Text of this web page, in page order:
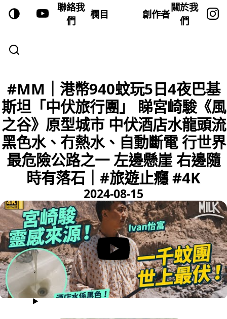
聯絡我
們
欄目 創作者
關於我
們
#MM｜港幣940蚊玩5日4夜巴基
斯坦「中伏旅行團」 睇宮崎駿《風
之谷》原型城市 中伏酒店水龍頭流
黑色水、冇熱水、自動斷電 行世界
最危險公路之一 左邊懸崖 右邊隨
時有落石｜#旅遊止癮 #4K
2024-08-15